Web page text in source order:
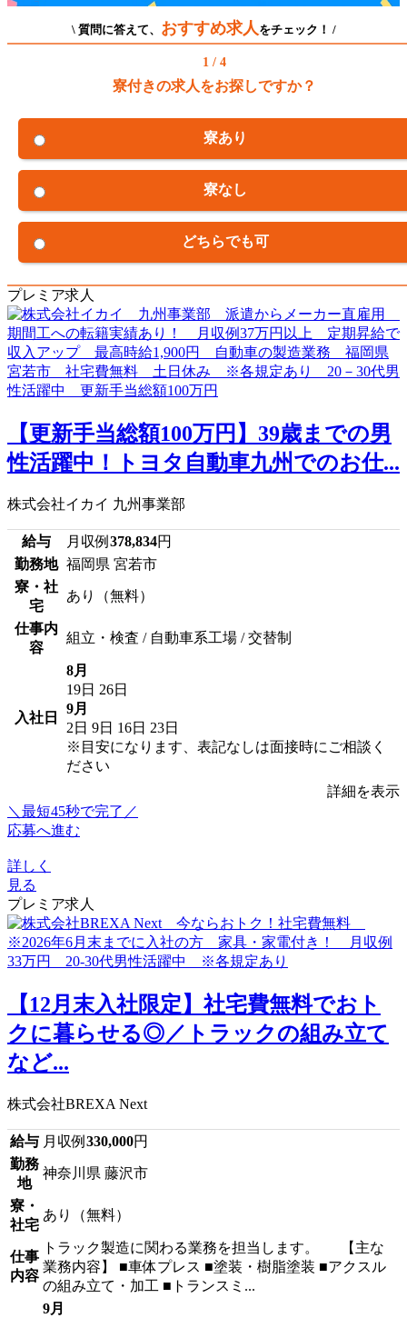
\ 質問に答えて、 おすすめ求人をチェック！ /
1 / 4
寮付きの求人をお探しですか？
寮あり
寮なし
どちらでも可
プレミア求人
【更新手当総額100万円】39歳までの男
性活躍中！トヨタ自動車九州でのお仕...
株式会社イカイ 九州事業部
給与 月収例 378,834円
勤務地 福岡県 宮若市
寮・社
宅
あり（無料）
仕事内
容
組立・検査 / 自動車系工場 / 交替制
入社日
8月
19日 26日
9月
2日 9日 16日 23日
※目安になります、表記なしは面接時にご相談く
ださい
詳細を表示
＼最短45秒で完了／
応募へ進む
詳しく
見る
プレミア求人
【12月末入社限定】社宅費無料でおト
クに暮らせる◎／トラックの組み立て
など...
株式会社BREXA Next
給与 月収例 330,000円
勤務
地
神奈川県 藤沢市
寮・
社宅
あり（無料）
仕事
内容
トラック製造に関わる業務を担当します。 【主な
業務内容】 ■車体プレス ■塗装・樹脂塗装 ■アクスル
の組み立て・加工 ■トランスミ...
9月